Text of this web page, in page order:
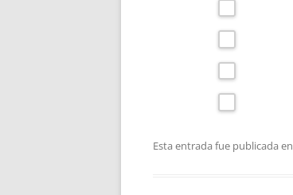
Esta entrada fue publicada en